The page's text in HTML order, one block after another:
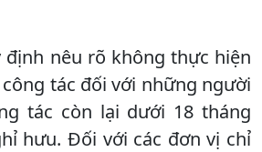
định nêu rõ không thực hiện
tác đối với những người
tác còn lại dưới 18 tháng
hưu. Đối với các đơn vị chỉ